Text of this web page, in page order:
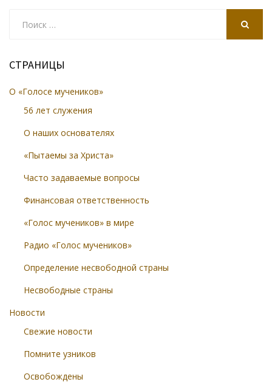
СТРАНИЦЫ
О «Голосе мучеников»
56 лет служения
О наших основателях
«Пытаемы за Христа»
Часто задаваемые вопросы
Финансовая ответственность
«Голос мучеников» в мире
Радио «Голос мучеников»
Определение несвободной страны
Несвободные страны
Новости
Свежие новости
Помните узников
Освобождены